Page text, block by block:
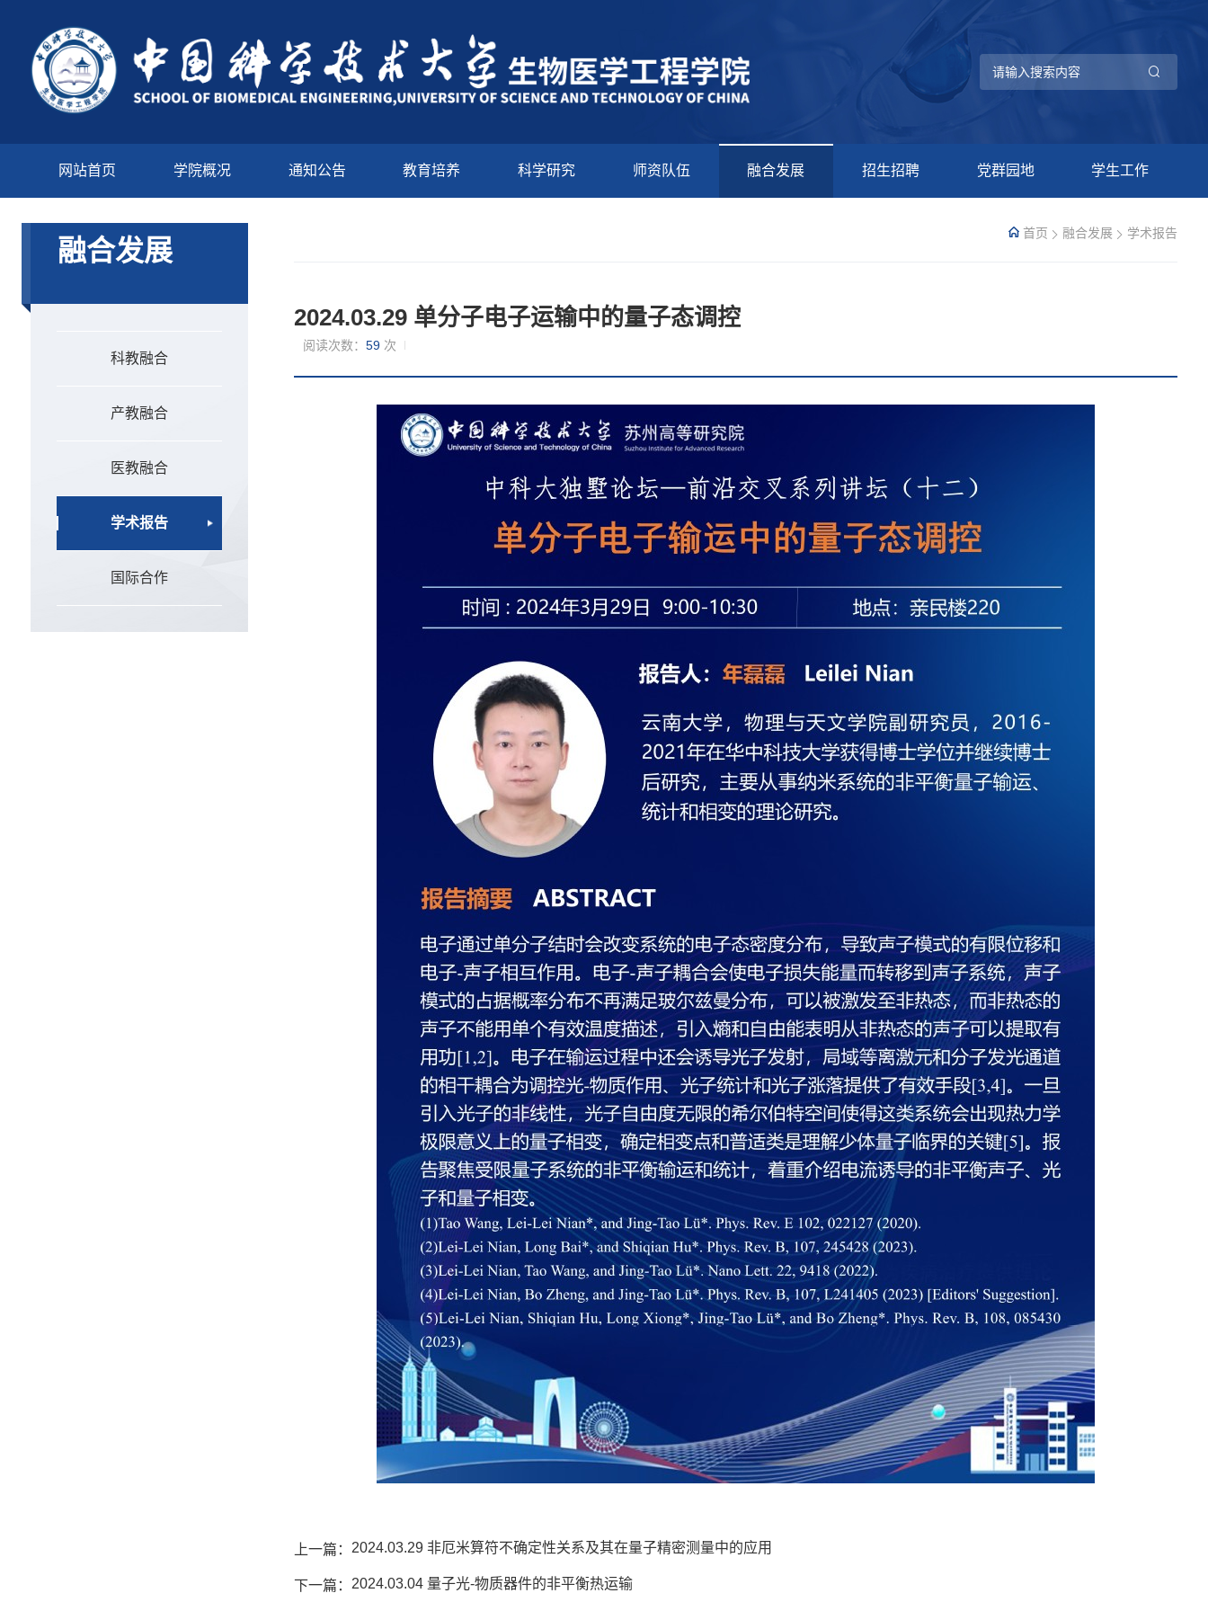
网站首页 学院概况 通知公告 教育培养 科学研究 师资队伍 融合发展 招生招聘 党群园地 学生工作
融合发展
科教融合
产教融合
医教融合
学术报告
国际合作
首页 融合发展 学术报告
2024.03.29 单分子电子运输中的量子态调控
阅读次数：59 次
上一篇：2024.03.29 非厄米算符不确定性关系及其在量子精密测量中的应用
下一篇：2024.03.04 量子光-物质器件的非平衡热运输